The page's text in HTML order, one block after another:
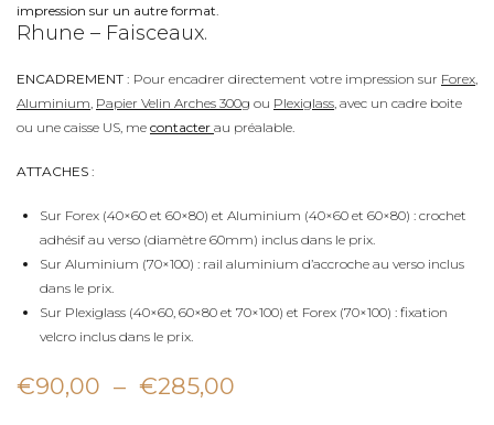
impression sur un autre format.
Rhune – Faisceaux.
ENCADREMENT : Pour encadrer directement votre impression sur Forex
Aluminium Papier Velin Arches 300g ou Plexiglass , avec un cadre boite
ou une caisse US, me contacter au préalable.
ATTACHES :
Sur Forex (40×60 et 60×80) et Aluminium (40×60 et 60×80) : crochet
adhésif au verso (diamètre 60mm) inclus dans le prix.
Sur Aluminium (70×100) : rail aluminium d’accroche au verso inclus
dans le prix.
Sur Plexiglass (40×60, 60×80 et 70×100) et Forex (70×100) : fixation
velcro inclus dans le prix.
€90,00 – €285,00